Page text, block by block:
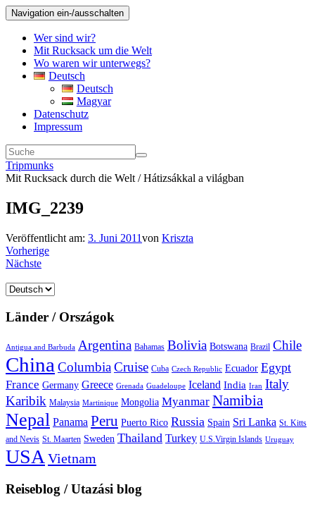
Navigation ein-/ausschalten
Wer sind wir?
Mit Rucksack um die Welt
Wo waren wir unterwegs?
Deutsch
Deutsch
Magyar
Datenschutz
Impressum
Tripmunks
Mit Rucksack durch die Welt / Hátizsákkal a világban
IMG_2239
Veröffentlicht am: 3. Juni 2011von Kriszta
Vorherige
Nächste
Sprache
Länder / Országok
Antigua and Barbuda Argentina Bahamas Bolivia Botswana Brazil Chile
China ColumbiaCruise Cuba Czech Republic Ecuador Egypt
France Germany Greece Grenada Guadeloupe Iceland India Iran Italy
Karibik Malaysia Martinique Mongolia Myanmar Namibia
Nepal Panama Peru Puerto Rico Russia Spain Sri Lanka St. Kitts
and Nevis St. Maarten Sweden Thailand Turkey U.S.Virgin Islands Uruguay
USAVietnam
Reiseblog / Utazási blog